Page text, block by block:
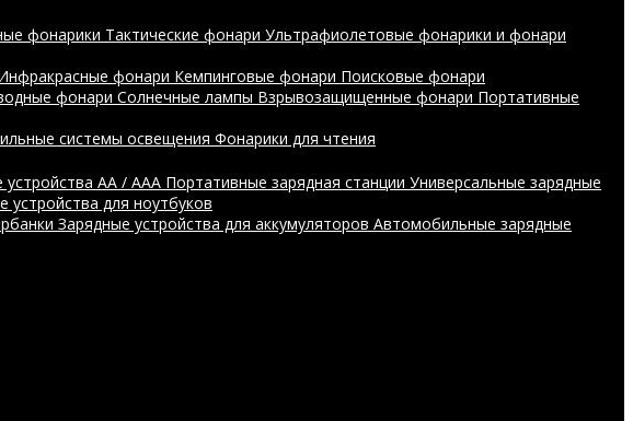
фонарики Тактические фонари Ультрафиолетовые фонарики и фонари
фонари Кемпинговые фонари Поисковые фонари
фонари Солнечные лампы Взрывозащищенные фонари Портативные
системы освещения Фонарики для чтения
AA / AAA Портативные зарядная станции Универсальные зарядные
устройства для ноутбуков
Зарядные устройства для аккумуляторов Автомобильные зарядные